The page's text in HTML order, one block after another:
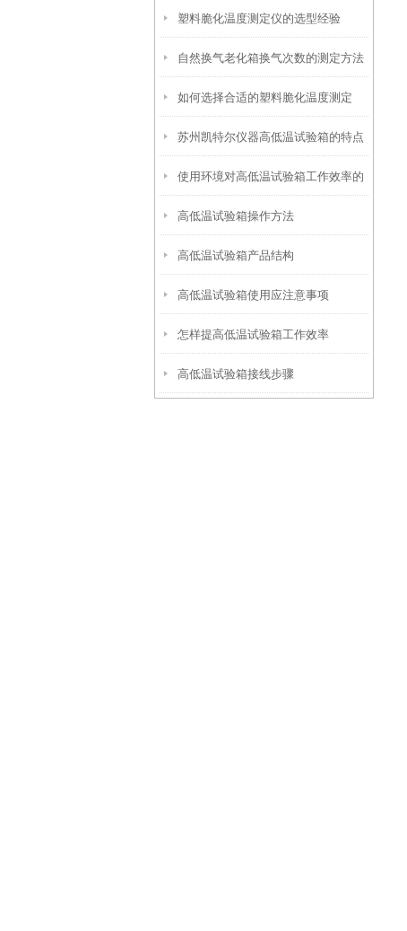
塑料脆化温度测定仪的选型经验
自然换气老化箱换气次数的测定方法
如下
如何选择合适的塑料脆化温度测定
仪？
苏州凯特尔仪器高低温试验箱的特点
与维护保养
使用环境对高低温试验箱工作效率的
影响
高低温试验箱操作方法
高低温试验箱产品结构
高低温试验箱使用应注意事项
怎样提高低温试验箱工作效率
高低温试验箱接线步骤